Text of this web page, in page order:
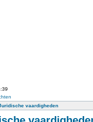
vaardigheden